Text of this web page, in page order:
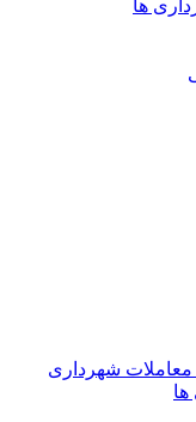
معاملات شهرداری
ها